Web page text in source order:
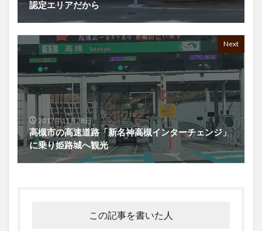
認定エリアだから
Next
2017年11月28日
高槻市の高速道路「新名神高槻インターチェンジ」
に乗り姫路城へ観光
この記事を書いた人